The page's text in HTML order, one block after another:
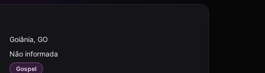
Goiânia, GO
Não informada
Gospel